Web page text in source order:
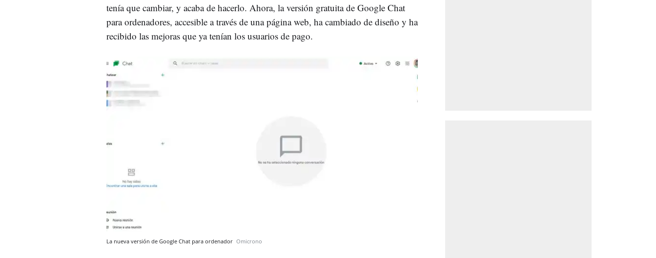
tenía que cambiar, y acaba de hacerlo. Ahora, la versión gratuita de Google Chat
para ordenadores, accesible a través de una página web, ha cambiado de diseño y ha
recibido las mejoras que ya tenían los usuarios de pago.
La nueva versión de Google Chat para ordenador Omicrono